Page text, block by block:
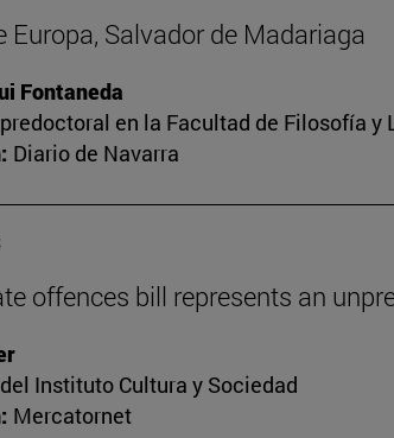
Europa, Salvador de Madariaga
Fontaneda
en la Facultad de Filosofía y
Diario de Navarra
offences bill represents an
Instituto Cultura y Sociedad
Mercatornet